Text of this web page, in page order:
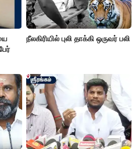
நீலகிரியில் புலி தாக்கி ஒருவர் பலி